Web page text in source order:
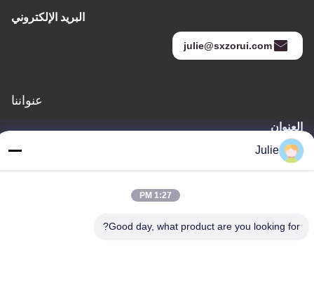
البريد الإلكتروني
julie@sxzorui.com
عنواننا
العنوان
Julie
1:27 PM
Good day, what product are you looking for?